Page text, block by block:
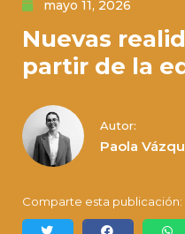
mayo 11, 2026
Nuevas
partir de la
Autor:
Paola
Comparte esta publicación: